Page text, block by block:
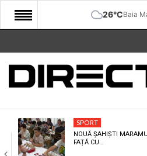
26°CBaia
START
COMUNITATE
CULTURA
ECONOMIE
SPORT
NOUĂ ȘAHIȘTI
FAȚĂ CU…